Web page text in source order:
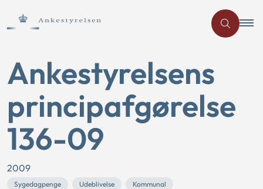
Ankestyrelsens
principafgørelse
136-09
2009
Sygedagpenge Udeblivelse
Kommunal